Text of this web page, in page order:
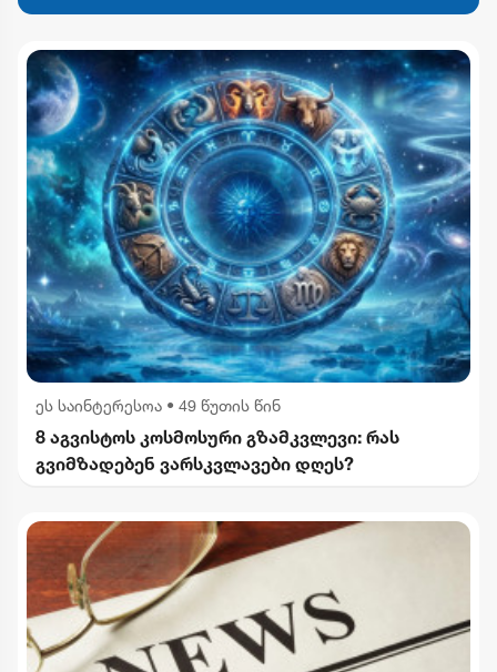
ეს საინტერესოა • 49 წუთის წინ
8 აგვისტოს კოსმოსური გზამკვლევი: რას
გვიმზადებენ ვარსკვლავები დღეს?